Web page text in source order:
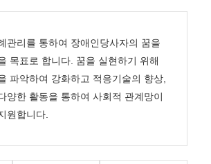
관리를 통하여 장애인당사자의 꿈을
목표로 합니다. 꿈을 실현하기 위해
파악하여 강화하고 적응기술의 향상,
양한 활동을 통하여 사회적 관계망이
원합니다.